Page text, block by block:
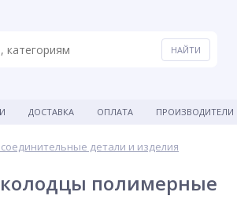
ДОСТАВКА ОПЛАТА ПРОИЗВОДИТЕЛИ
детали и изделия
полимерные